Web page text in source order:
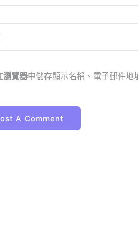
瀏覽器中儲存顯示名稱、電子郵件地